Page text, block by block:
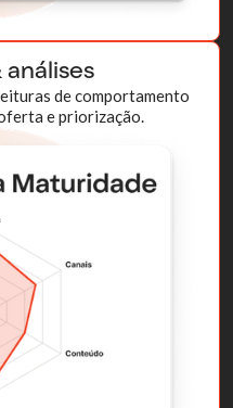
análises
de comportamento
e priorização.